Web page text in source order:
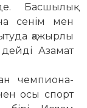
Басшылық
сенім мен
қажырлы
Азамат
чемпиона­
осы спорт